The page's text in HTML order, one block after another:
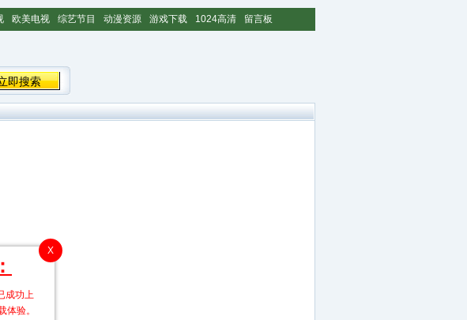
欧美电视 综艺节目 动漫资源 游戏下载 1024高清 留言板
X
成功上
体验。